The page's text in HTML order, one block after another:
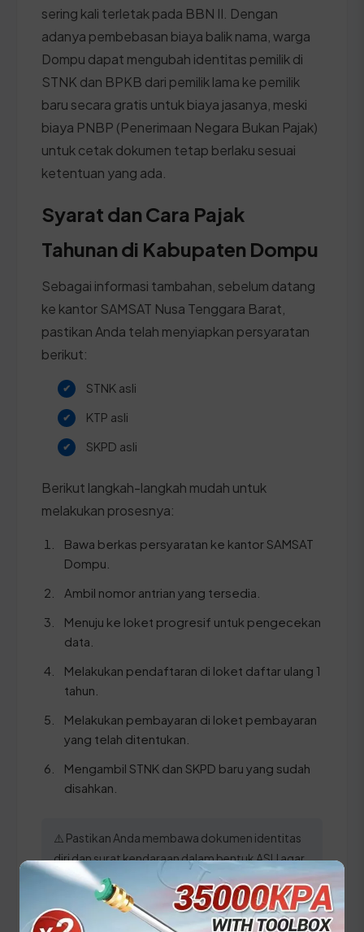
sering kali terletak pada BBN II. Dengan
adanya pembebasan biaya balik nama, warga
Dompu dapat mengubah identitas pemilik di
STNK dan BPKB dari pemilik lama ke pemilik
baru secara gratis untuk biaya jasanya, meski
biaya PNBP (Penerimaan Negara Bukan Pajak)
untuk cetak dokumen tetap berlaku sesuai
ketentuan yang ada.
Syarat dan Cara Pajak
Tahunan di Kabupaten Dompu
Sebagai informasi tambahan, sebelum datang
ke kantor SAMSAT Nusa Tenggara Barat,
pastikan Anda telah menyiapkan persyaratan
berikut:
STNK asli
KTP asli
SKPD asli
Berikut langkah-langkah mudah untuk
melakukan prosesnya:
Bawa berkas persyaratan ke kantor SAMSAT
Dompu.
Ambil nomor antrian yang tersedia.
Menuju ke loket progresif untuk pengecekan
data.
Melakukan pendaftaran di loket daftar ulang 1
tahun.
Melakukan pembayaran di loket pembayaran
yang telah ditentukan.
Mengambil STNK dan SKPD baru yang sudah
disahkan.
⚠️ Pastikan Anda membawa dokumen identitas
diri dan surat kendaraan dalam bentuk ASLI agar
proses verifikasi di SAMSAT Dompu berjalan
lancar tanpa hambatan administratif.